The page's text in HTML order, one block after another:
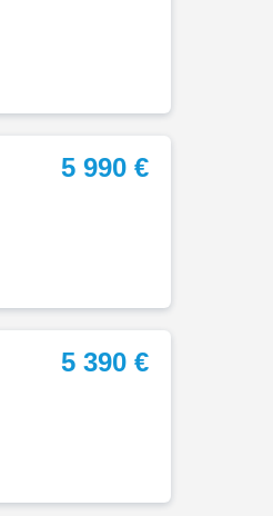
5 990 €
5 390 €